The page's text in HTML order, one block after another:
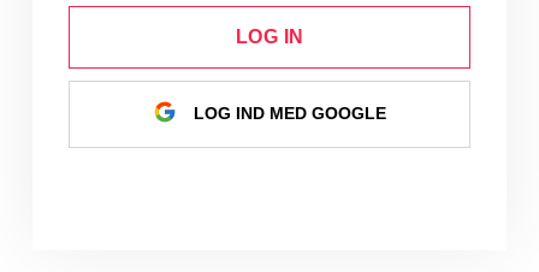
LOG IN
LOG IND MED GOOGLE